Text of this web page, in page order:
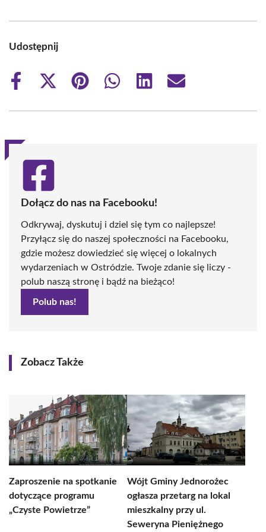
Udostępnij
Share
Share
(Twitter)
Share
Share
Share
Share
Dołącz do nas na Facebooku!
Odkrywaj, dyskutuj i dziel się tym co najlepsze!
Przyłącz się do naszej społeczności na Facebooku,
gdzie możesz dowiedzieć się więcej o lokalnych
wydarzeniach w Ostródzie. Twoje zdanie się liczy -
polub naszą stronę i bądź na bieżąco!
Polub nas!
Zobacz Także
Zaproszenie na spotkanie
dotyczące programu
„Czyste Powietrze”
Wójt Gminy Jednorożec
ogłasza przetarg na lokal
mieszkalny przy ul.
Seweryna Pieniężnego